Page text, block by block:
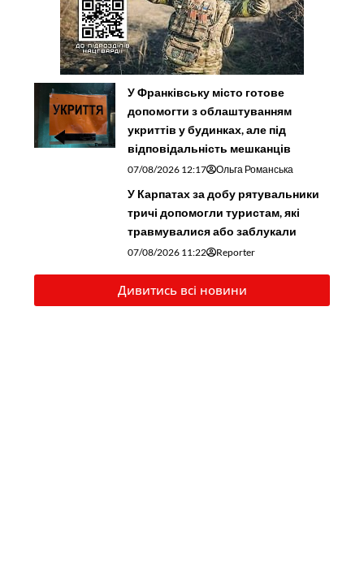
У Франківську місто готове
допомогти з облаштуванням
укриттів у будинках, але під
відповідальність мешканців
07/08/2026 12:17 Ольга Романська
У Карпатах за добу рятувальники
тричі допомогли туристам, які
травмувалися або заблукали
07/08/2026 11:22 Reporter
Дивитись всі новини